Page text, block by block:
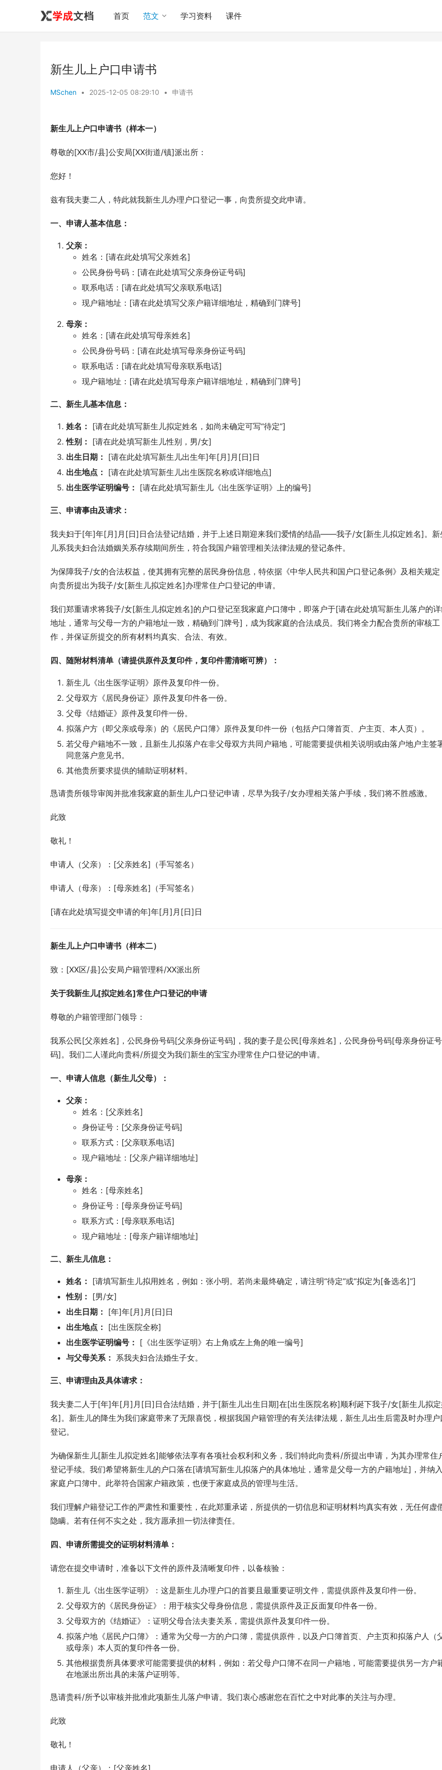
首页 范文 学习资料 课件
新生儿上户口申请书
MSchen • 2025-12-05 08:29:10 • 申请书
新生儿上户口申请书（样本一）
尊敬的[XX市/县]公安局[XX街道/镇]派出所：
您好！
兹有我夫妻二人，特此就我新生儿办理户口登记一事，向贵所提交此申请。
一、申请人基本信息：
父亲：
姓名：[请在此处填写父亲姓名]
公民身份号码：[请在此处填写父亲身份证号码]
联系电话：[请在此处填写父亲联系电话]
现户籍地址：[请在此处填写父亲户籍详细地址，精确到门牌号]
母亲：
姓名：[请在此处填写母亲姓名]
公民身份号码：[请在此处填写母亲身份证号码]
联系电话：[请在此处填写母亲联系电话]
现户籍地址：[请在此处填写母亲户籍详细地址，精确到门牌号]
二、新生儿基本信息：
姓名：
[请在此处填写新生儿拟定姓名，如尚未确定可写“待定”]
性别：
[请在此处填写新生儿性别，男/女]
出生日期：
[请在此处填写新生儿出生年]年[月]月[日]日
出生地点：
[请在此处填写新生儿出生医院名称或详细地点]
出生医学证明编号：
[请在此处填写新生儿《出生医学证明》上的编号]
三、申请事由及请求：
我夫妇于[年]年[月]月[日]日合法登记结婚，并于上述日期迎来我们爱情的结晶——我子/女[新生儿拟定姓名]。新
儿系我夫妇合法婚姻关系存续期间所生，符合我国户籍管理相关法律法规的登记条件。
为保障我子/女的合法权益，使其拥有完整的居民身份信息，特依据《中华人民共和国户口登记条例》及相关规定
向贵所提出为我子/女[新生儿拟定姓名]办理常住户口登记的申请。
我们郑重请求将我子/女[新生儿拟定姓名]的户口登记至我家庭户口簿中，即落户于[请在此处填写新生儿落户的
地址，通常与父母一方的户籍地址一致，精确到门牌号]，成为我家庭的合法成员。我们将全力配合贵所的审核工
作，并保证所提交的所有材料均真实、合法、有效。
四、随附材料清单（请提供原件及复印件，复印件需清晰可辨）：
新生儿《出生医学证明》原件及复印件一份。
父母双方《居民身份证》原件及复印件各一份。
父母《结婚证》原件及复印件一份。
拟落户方（即父亲或母亲）的《居民户口簿》原件及复印件一份（包括户口簿首页、户主页、本人页）。
若父母户籍地不一致，且新生儿拟落户在非父母双方共同户籍地，可能需要提供相关说明或由落户地户主签
同意落户意见书。
其他贵所要求提供的辅助证明材料。
恳请贵所领导审阅并批准我家庭的新生儿户口登记申请，尽早为我子/女办理相关落户手续，我们将不胜感激。
此致
敬礼！
申请人（父亲）：[父亲姓名]（手写签名）
申请人（母亲）：[母亲姓名]（手写签名）
[请在此处填写提交申请的年]年[月]月[日]日
新生儿上户口申请书（样本二）
致：[XX区/县]公安局户籍管理科/XX派出所
关于我新生儿[拟定姓名]常住户口登记的申请
尊敬的户籍管理部门领导：
我系公民[父亲姓名]，公民身份号码[父亲身份证号码]，我的妻子是公民[母亲姓名]，公民身份号码[母亲身份证号
码]。我们二人谨此向贵科/所提交为我们新生的宝宝办理常住户口登记的申请。
一、申请人信息（新生儿父母）：
父亲：
姓名：[父亲姓名]
身份证号：[父亲身份证号码]
联系方式：[父亲联系电话]
现户籍地址：[父亲户籍详细地址]
母亲：
姓名：[母亲姓名]
身份证号：[母亲身份证号码]
联系方式：[母亲联系电话]
现户籍地址：[母亲户籍详细地址]
二、新生儿信息：
姓名：
[请填写新生儿拟用姓名，例如：张小明。若尚未最终确定，请注明“待定”或“拟定为[备选名]”]
性别：
[男/女]
出生日期：
[年]年[月]月[日]日
出生地点：
[出生医院全称]
出生医学证明编号：
[《出生医学证明》右上角或左上角的唯一编号]
与父母关系： 系我夫妇合法婚生子女。
三、申请理由及具体请求：
我夫妻二人于[年]年[月]月[日]日合法结婚，并于[新生儿出生日期]在[出生医院名称]顺利诞下我子/女[新生儿拟
名]。新生儿的降生为我们家庭带来了无限喜悦，根据我国户籍管理的有关法律法规，新生儿出生后需及时办理户
登记。
为确保新生儿[新生儿拟定姓名]能够依法享有各项社会权利和义务，我们特此向贵科/所提出申请，为其办理常住
登记手续。我们希望将新生儿的户口落在[请填写新生儿拟落户的具体地址，通常是父母一方的户籍地址]，并纳
家庭户口簿中。此举符合国家户籍政策，也便于家庭成员的管理与生活。
我们理解户籍登记工作的严肃性和重要性，在此郑重承诺，所提供的一切信息和证明材料均真实有效，无任何虚
隐瞒。若有任何不实之处，我方愿承担一切法律责任。
四、申请所需提交的证明材料清单：
请您在提交申请时，准备以下文件的原件及清晰复印件，以备核验：
新生儿《出生医学证明》：这是新生儿办理户口的首要且最重要证明文件，需提供原件及复印件一份。
父母双方的《居民身份证》：用于核实父母身份信息，需提供原件及正反面复印件各一份。
父母双方的《结婚证》：证明父母合法夫妻关系，需提供原件及复印件一份。
拟落户地《居民户口簿》：通常为父母一方的户口簿，需提供原件，以及户口簿首页、户主页和拟落户人（
或母亲）本人页的复印件各一份。
其他根据贵所具体要求可能需要提供的材料，例如：若父母户口簿不在同一户籍地，可能需要提供另一方户
在地派出所出具的未落户证明等。
恳请贵科/所予以审核并批准此项新生儿落户申请。我们衷心感谢您在百忙之中对此事的关注与办理。
此致
敬礼！
申请人（父亲）：[父亲姓名]